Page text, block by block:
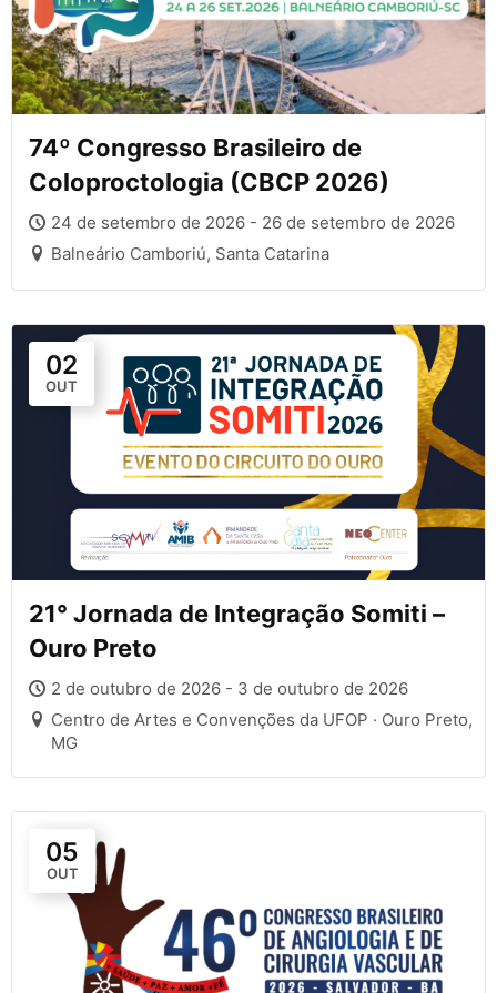
74º Congresso Brasileiro de
Coloproctologia (CBCP 2026)
24 de setembro de 2026 - 26 de setembro de 2026
Balneário Camboriú, Santa Catarina
02
OUT
21° Jornada de Integração Somiti –
Ouro Preto
2 de outubro de 2026 - 3 de outubro de 2026
Centro de Artes e Convenções da UFOP · Ouro Preto,
MG
05
OUT